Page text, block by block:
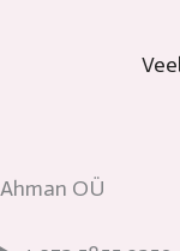
Ahman OÜ